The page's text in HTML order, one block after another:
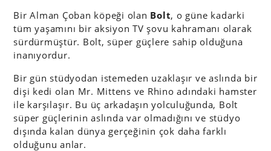
Bir Alman Çoban köpeği olan Bolt, o güne kadarki
tüm yaşamını bir aksiyon TV şovu kahramanı olarak
sürdürmüştür. Bolt, süper güçlere sahip olduğuna
inanıyordur.
Bir gün stüdyodan istemeden uzaklaşır ve aslında bir
dişi kedi olan Mr. Mittens ve Rhino adındaki hamster
ile karşılaşır. Bu üç arkadaşın yolculuğunda, Bolt
süper güçlerinin aslında var olmadığını ve stüdyo
dışında kalan dünya gerçeğinin çok daha farklı
olduğunu anlar.